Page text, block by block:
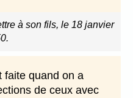
à son fils, le 18 janvier
faite quand on a
de ceux avec